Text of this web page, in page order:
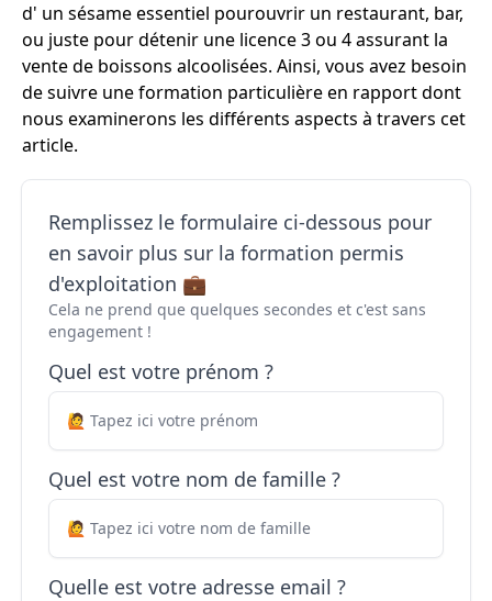
d' un sésame essentiel pourouvrir un restaurant, bar,
ou juste pour détenir une licence 3 ou 4 assurant la
vente de boissons alcoolisées. Ainsi, vous avez besoin
de suivre une formation particulière en rapport dont
nous examinerons les différents aspects à travers cet
article.
Remplissez le formulaire ci-dessous pour
en savoir plus sur la formation permis
d'exploitation 💼
Cela ne prend que quelques secondes et c'est sans
engagement !
Quel est votre prénom ?
Quel est votre nom de famille ?
Quelle est votre adresse email ?